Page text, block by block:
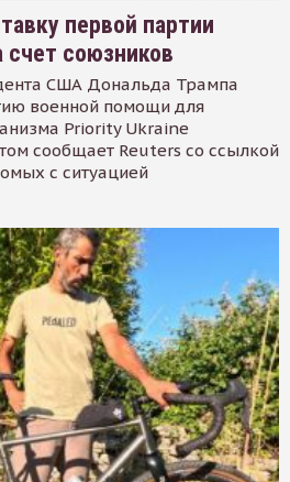
первой партии
счет союзников
США Дональда Трампа
военной помощи для
Priority Ukraine
сообщает Reuters со ссылкой
с ситуацией